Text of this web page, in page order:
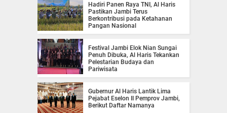
Hadiri Panen Raya TNI, Al Haris
Pastikan Jambi Terus
Berkontribusi pada Ketahanan
Pangan Nasional
Festival Jambi Elok Nian Sungai
Penuh Dibuka, Al Haris Tekankan
Pelestarian Budaya dan
Pariwisata
Gubernur Al Haris Lantik Lima
Pejabat Eselon II Pemprov Jambi,
Berikut Daftar Namanya